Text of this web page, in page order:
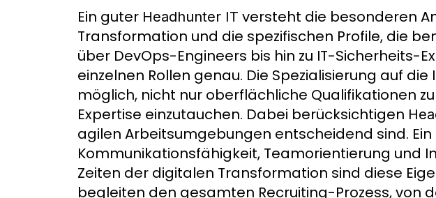
Ein guter Headhunter IT versteht die besonderen
Transformation und die spezifischen Profile, die
über DevOps-Engineers bis hin zu IT-Sicherheits-
einzelnen Rollen genau. Die Spezialisierung auf
möglich, nicht nur oberflächliche Qualifikationen
Expertise einzutauchen. Dabei berücksichtigen
agilen Arbeitsumgebungen entscheidend sind. Ein
Kommunikationsfähigkeit, Teamorientierung und
Zeiten der digitalen Transformation sind diese
begleiten den gesamten Recruiting-Prozess, von